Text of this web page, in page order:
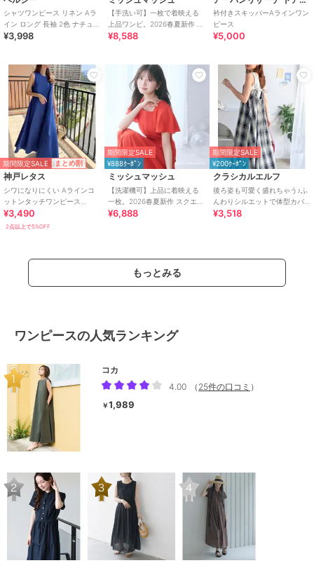
シャツワンピース リネン Aラ
イン ロング 長袖 2色 ナチュラ
ル M-2XL
¥3,998
【手洗い可】一枚で着映える
上品ワンピ。2026春夏新作 ラ
メ配色AラインVネックニット
¥8,588
衿付きスキッパーAラインワン
ピース
¥5,000
期間限定SALE まとめ割
神戸レタス
シワになりにくい Aラインコ
ットンタッチワンピース
[E3264]
¥3,490
2点以上で5%OFF
期間限定SALE
¥888ｸｰﾎﾟﾝ
ミッシュマッシュ
【洗濯機可】上品に着映える
一枚。2026春夏新作 スクエア
ネックバックリボンAラインワ
¥6,888
期間限定SALE
¥200ｸｰﾎﾟﾝ
クラシカルエルフ
後ろ姿も可愛く盛れちゃう♪ふ
んわりシルエットで体型カバ
ー。大人カジュアル チェック
¥3,518
もっとみる
ワンピースの人気ランキング
コカ
4.00
（ 25件の口コミ ）
￥1,989